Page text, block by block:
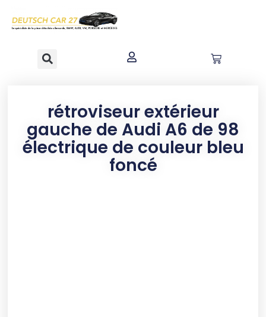
principal
rétroviseur extérieur
gauche de Audi A6 de 98
électrique de couleur bleu
foncé